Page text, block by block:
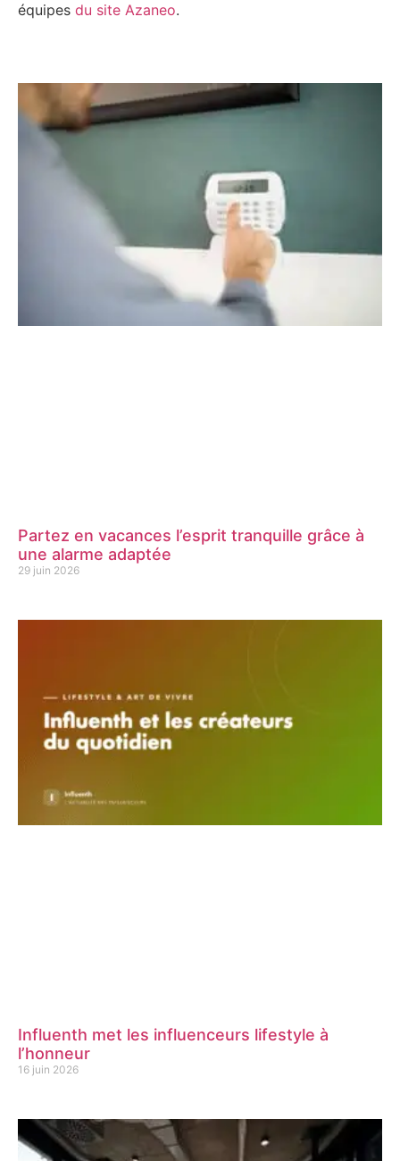
équipes du site Azaneo.
Partez en vacances l’esprit tranquille grâce à
une alarme adaptée
29 juin 2026
Influenth met les influenceurs lifestyle à
l’honneur
16 juin 2026